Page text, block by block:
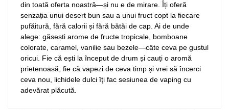
din toată oferta noastră—și nu e de mirare. Îți oferă
senzația unui desert bun sau a unui fruct copt la fiecare
pufăitură, fără calorii și fără bătăi de cap. Ai de unde
alege: găsești arome de fructe tropicale, bomboane
colorate, caramel, vanilie sau bezele—câte ceva pe gustul
oricui. Fie că ești la început de drum și cauți o aromă
prietenoasă, fie că vapezi de ceva timp și vrei să încerci
ceva nou, lichidele dulci îți fac sesiunea de vaping cu
adevărat plăcută.